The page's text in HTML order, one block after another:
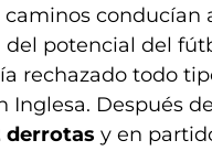
conducían
del potencial del
rechazado todo
Después
derrotas y en